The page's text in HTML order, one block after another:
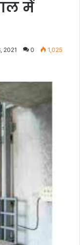
में
2021 0 1,025